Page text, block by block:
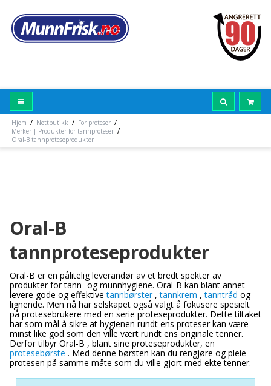
Hjem / Nettbutikk / For proteser /
Merker | Produkter for tannproteser /
Oral-B tannproteseprodukter
Oral-B
tannproteseprodukter
Oral-B er en pålitelig leverandør av et bredt spekter av
produkter for tann- og munnhygiene. Oral-B kan blant annet
levere gode og effektivetannbørster ,tannkrem ,tanntråd og
lignende. Men nå har selskapet også valgt å fokusere spesielt
på protesebrukere med en serie proteseprodukter. Dette tiltaket
har som mål å sikre at hygienen rundt ens proteser kan være
minst like god som den ville vært rundt ens originale tenner.
Derfor tilbyr Oral-B , blant sine proteseprodukter, en
protesebørste . Med denne børsten kan du rengjøre og pleie
protesen på samme måte som du ville gjort med ekte tenner.